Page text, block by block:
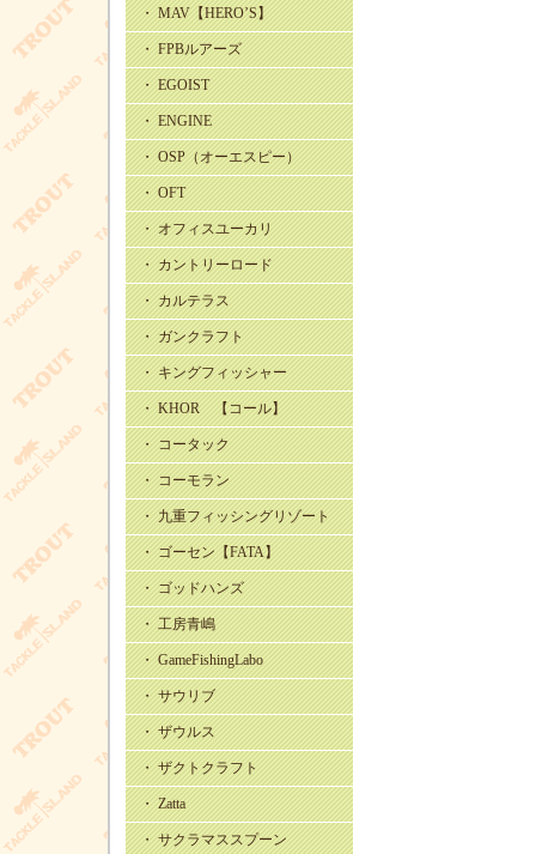
・ MAV【HERO’S】
・ FPBルアーズ
・ EGOIST
・ ENGINE
・ OSP（オーエスピー）
・ OFT
・ オフィスユーカリ
・ カントリーロード
・ カルテラス
・ ガンクラフト
・ キングフィッシャー
・ KHOR 【コール】
・ コータック
・ コーモラン
・ 九重フィッシングリゾート
・ ゴーセン【FATA】
・ ゴッドハンズ
・ 工房青嶋
・ GameFishingLabo
・ サウリブ
・ ザウルス
・ ザクトクラフト
・ Zatta
・ サクラマススプーン